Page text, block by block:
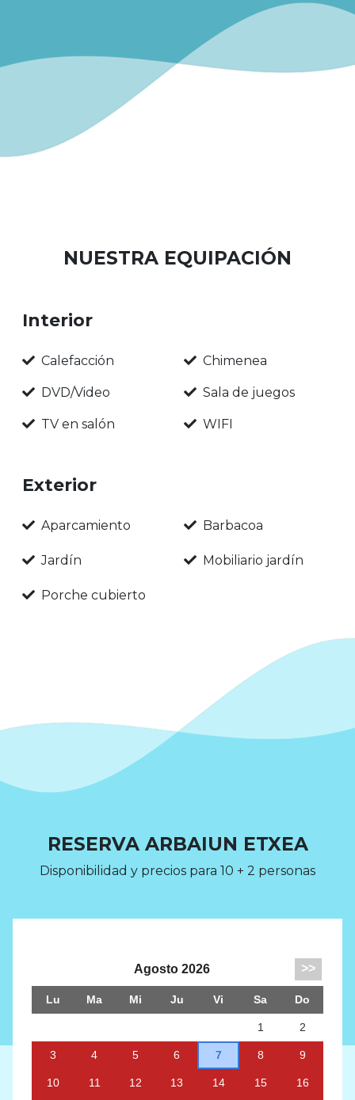
NUESTRA EQUIPACIÓN
Interior
Calefacción Chimenea
DVD/Video Sala de juegos
TV en salón WIFI
Exterior
Aparcamiento Barbacoa
Jardín Mobiliario jardín
Porche cubierto
RESERVA ARBAIUN ETXEA
Disponibilidad y precios para 10 + 2 personas